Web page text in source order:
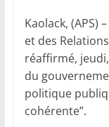
Kaolack, (APS)
et des
réaffirmé,
du
politique
cohérente”.